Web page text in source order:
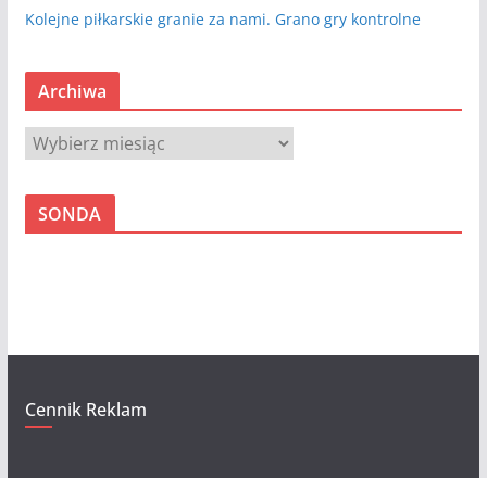
Kolejne piłkarskie granie za nami. Grano gry kontrolne
Archiwa
A
r
c
SONDA
Cennik Reklam